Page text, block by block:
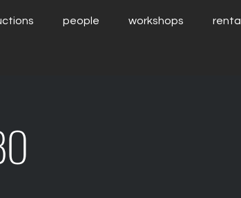
people workshops rental